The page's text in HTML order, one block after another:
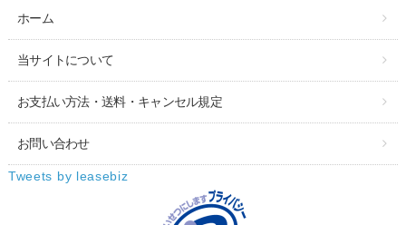
ホーム
当サイトについて
お支払い方法・送料・キャンセル規定
お問い合わせ
Tweets by leasebiz